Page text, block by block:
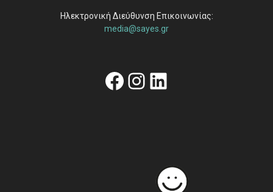
Ηλεκτρονική Διεύθυνση Επικοινωνίας:
media@sayes.gr
Facebook
Instagram
Linkedin